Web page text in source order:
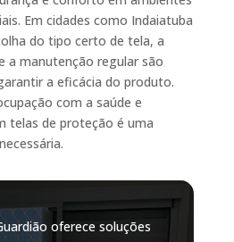
Em cidades como Indaiatuba
do tipo certo de tela, a
a manutenção regular são
a eficácia do produto.
com a saúde e
telas de proteção é uma
oferece soluções